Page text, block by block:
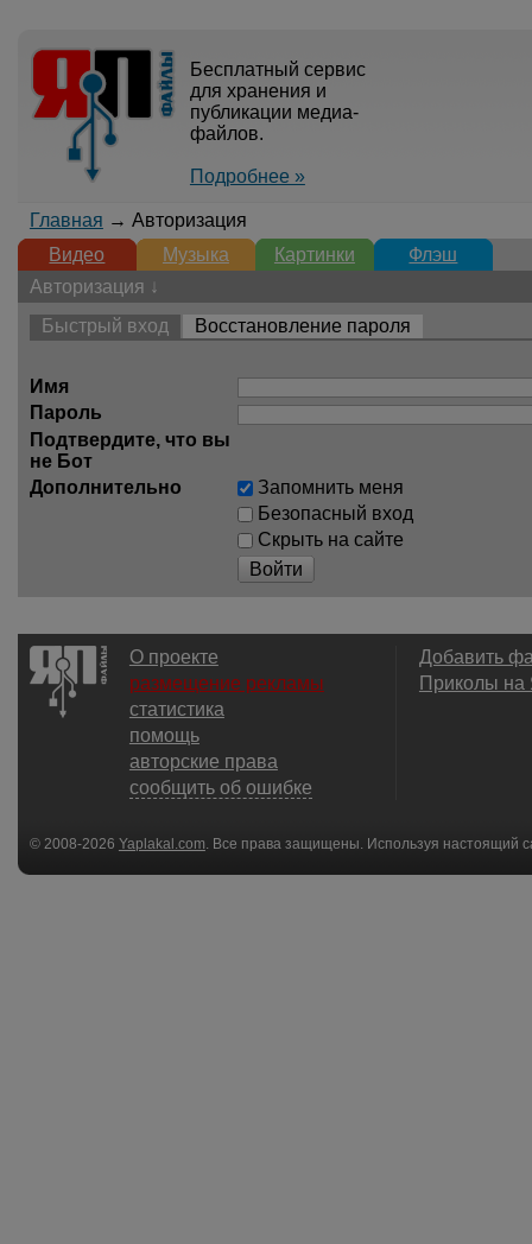
Бесплатный сервис
для хранения и
публикации медиа-
файлов.
Подробнее »
Главная → Авторизация
Видео
Музыка Картинки
Флэш
Авторизация ↓
Быстрый вход
Восстановление пароля
Имя
Пароль
Подтвердите, что вы
не Бот
Дополнительно
Запомнить меня
Безопасный вход
Скрыть на сайте
Войти
О проекте
размещение рекламы
статистика
помощь
авторские права
сообщить об ошибке
Добавить
Приколы
© 2008-2026 Yaplakal.com . Все права защищены. Используя настоящий
соглашения.